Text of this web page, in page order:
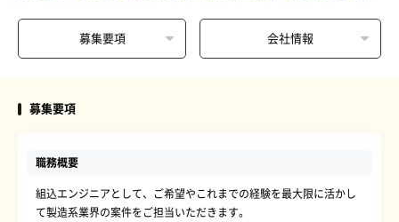
募集要項 会社情報
募集要項
職務概要
組込エンジニアとして、ご希望やこれまでの経験を最大限に活かし
て製造系業界の案件をご担当いただきます。